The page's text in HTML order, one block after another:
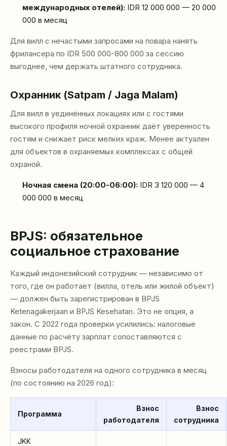
международных отелей): IDR 12 000 000 — 20 000
000 в месяц
Для вилл с нечастыми запросами на повара нанять
фрилансера по IDR 500 000-800 000 за сессию
выгоднее, чем держать штатного сотрудника.
Охранник (Satpam / Jaga Malam)
Для вилл в уединённых локациях или с гостями
высокого профиля ночной охранник даёт уверенность
гостям и снижает риск мелких краж. Менее актуален
для объектов в охраняемых комплексах с общей
охраной.
Ночная смена (20:00-06:00): IDR 3 120 000 — 4
000 000 в месяц
BPJS: обязательное
социальное страхование
Каждый индонезийский сотрудник — независимо от
того, где он работает (вилла, отель или жилой объект)
— должен быть зарегистрирован в BPJS
Ketenagakerjaan и BPJS Kesehatan. Это не опция, а
закон. С 2022 года проверки усилились: налоговые
данные по расчёту зарплат сопоставляются с
реестрами BPJS.
Взносы работодателя на одного сотрудника в месяц
(по состоянию на 2026 год):
Программа
Взнос
работодателя
Взнос
сотрудника
JKK